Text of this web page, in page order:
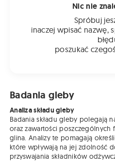
Nic nie
Spróbuj
inaczej wpisać nazwę,
poszukać
Badania gleby
Analiza składu gleby
Badania składu gleby polegają
oraz zawartości poszczególnych
glina. Analizy te pomagają
które wpływają na jej zdolność
przyswajania składników